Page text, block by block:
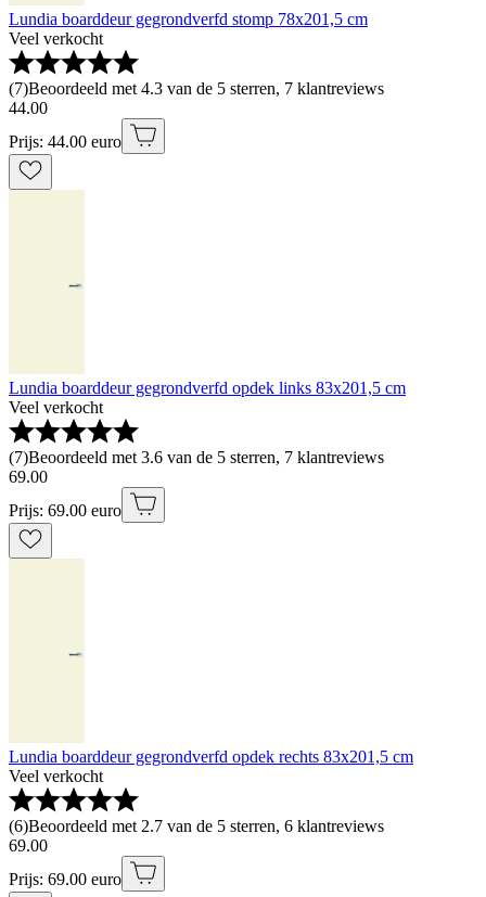
Lundia boarddeur gegrondverfd stomp 78x201,5 cm
Veel verkocht
(7)Beoordeeld met 4.3 van de 5 sterren, 7 klantreviews
44.00
Prijs: 44.00 euro
Lundia boarddeur gegrondverfd opdek links 83x201,5 cm
Veel verkocht
(7)Beoordeeld met 3.6 van de 5 sterren, 7 klantreviews
69.00
Prijs: 69.00 euro
Lundia boarddeur gegrondverfd opdek rechts 83x201,5 cm
Veel verkocht
(6)Beoordeeld met 2.7 van de 5 sterren, 6 klantreviews
69.00
Prijs: 69.00 euro